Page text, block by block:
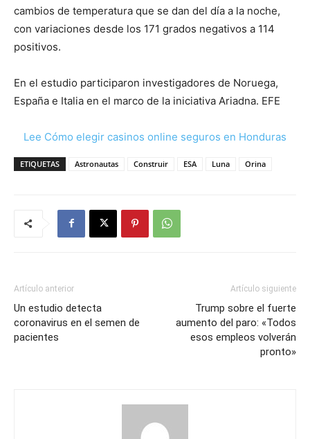
cambios de temperatura que se dan del día a la noche,
con variaciones desde los 171 grados negativos a 114
positivos.
En el estudio participaron investigadores de Noruega,
España e Italia en el marco de la iniciativa Ariadna. EFE
Lee Cómo elegir casinos online seguros en Honduras
ETIQUETAS Astronautas Construir ESA Luna Orina
Artículo anterior
Un estudio detecta
coronavirus en el semen de
pacientes
Artículo siguiente
Trump sobre el fuerte
aumento del paro: «Todos
esos empleos volverán
pronto»